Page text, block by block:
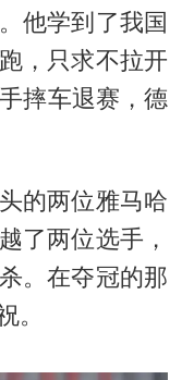
他学到了我国
，只求不拉开
摔车退赛，德
的两位雅马哈
了两位选手，
。在夺冠的那
。